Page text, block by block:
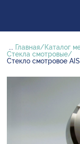
... Главная Каталог
Стекла смотровые
Стекло смотровое